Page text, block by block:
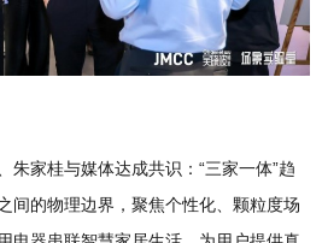
朱家桂与媒体达成共识：“三家一体”趋
间的物理边界，聚焦个性化、颗粒度场